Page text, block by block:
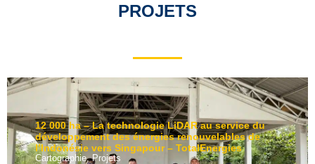
PROJETS
12 000 ha – La technologie LiDAR au service du
développement des énergies renouvelables de
l’Indonésie vers Singapour – TotalEnergies
Cartographie,Projets